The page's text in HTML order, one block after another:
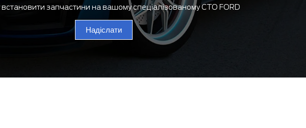
встановити запчастини на вашому спеціалізованому СТО FORD
Надіслати